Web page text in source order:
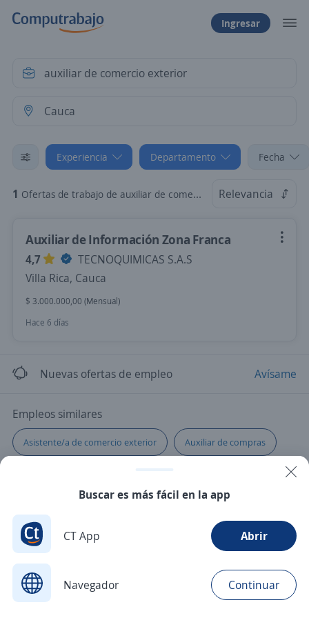
Ingresar
Experiencia Departamento Fecha
1 Ofertas de trabajo de auxiliar de comercio exterior sin experiencia en Cauca Relevancia
Auxiliar de Información Zona Franca
4,7
TECNOQUIMICAS S.A.S
Villa Rica, Cauca
$ 3.000.000,00 (Mensual)
Hace 6 días
Nuevas ofertas de empleo Avísame
Empleos similares
Asistente/a de comercio exterior Auxiliar de compras
Buscar es más fácil en la app
CT App Abrir
Navegador Continuar